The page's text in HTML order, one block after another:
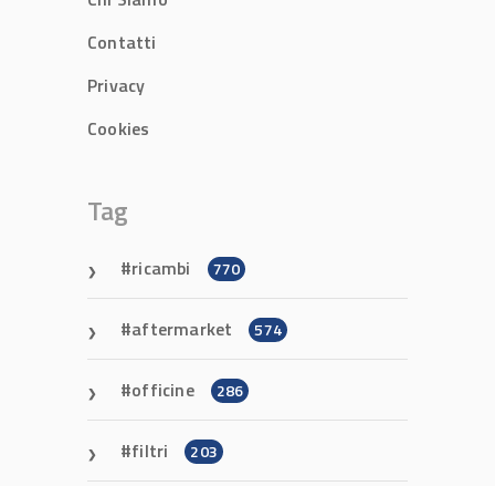
Contatti
Privacy
Cookies
Tag
ricambi 770
aftermarket 574
officine 286
filtri 203